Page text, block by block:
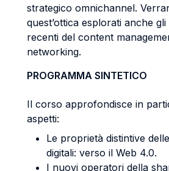
strategico omnichannel.
quest’ottica esplorati anche
recenti del content
networking.
PROGRAMMA SINTETICO
Il corso approfondisce in
aspetti:
Le proprietà distintive
digitali: verso il Web 4.0.
I nuovi operatori della